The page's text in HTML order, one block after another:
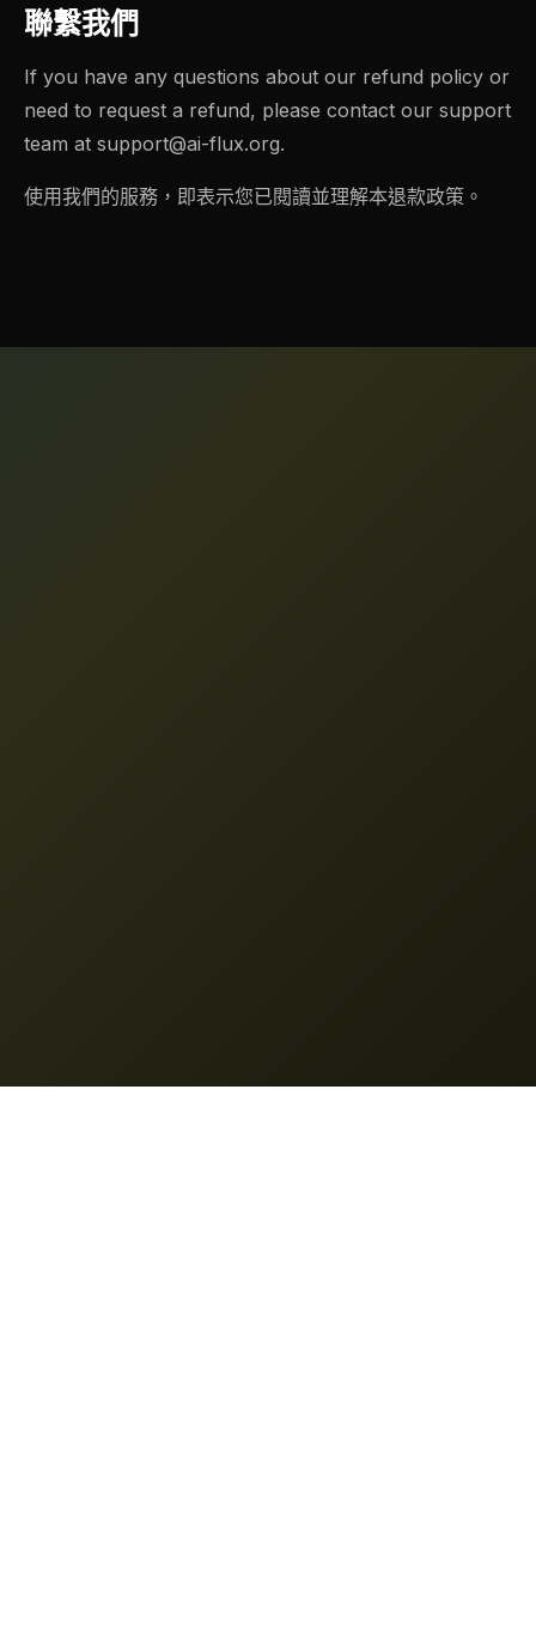
聯繫我們
If you have any questions about our refund policy or
need to request a refund, please contact our support
team at support@ai-flux.org.
使用我們的服務，即表示您已閱讀並理解本退款政策。